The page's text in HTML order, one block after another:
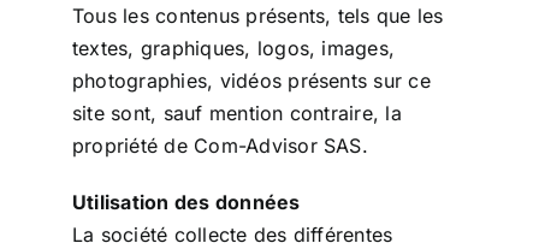
Tous les contenus présents, tels que les
textes, graphiques, logos, images,
photographies, vidéos présents sur ce
site sont, sauf mention contraire, la
propriété de Com-Advisor SAS.
Utilisation des données
La société collecte des différentes